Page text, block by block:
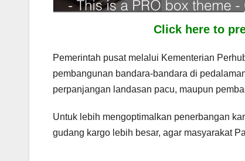
Click here to
Pemerintah pusat melalui Kementerian
pembangunan bandara-bandara di
perpanjangan landasan pacu, maupun
Untuk lebih mengoptimalkan penerbangan
gudang kargo lebih besar, agar masyarakat